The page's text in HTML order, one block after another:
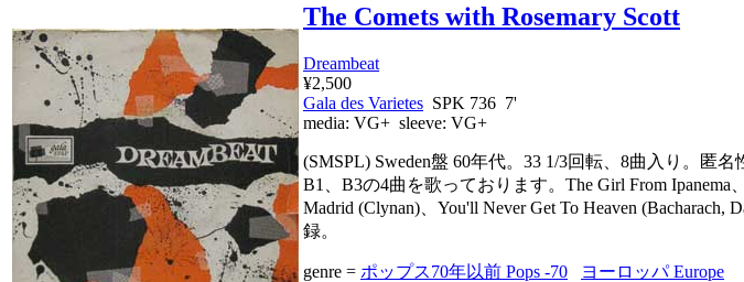
The Comets with Rosemary Scott
Dreambeat
¥2,500
Gala des Varietes SPK 736 7'
media: VG+ sleeve: VG+
(SMSPL) Sweden盤 60年代。33 1/3回転、8曲入り。匿
B1、B3の4曲を歌っております。The Girl From Ipanema
Madrid (Clynan)、You'll Never Get To Heaven (Bacharach,
録。
genre = ポップス70年以前 Pops -70
ヨーロッパ Europe